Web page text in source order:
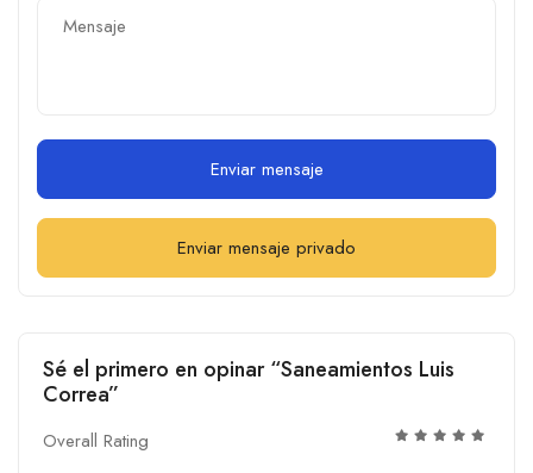
Enviar mensaje
Enviar mensaje privado
Sé el primero en opinar “Saneamientos Luis
Correa”
Overall Rating